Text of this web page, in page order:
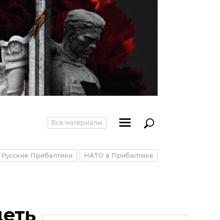
Все материалы
Русские Прибалтики НАТО в Прибалтике